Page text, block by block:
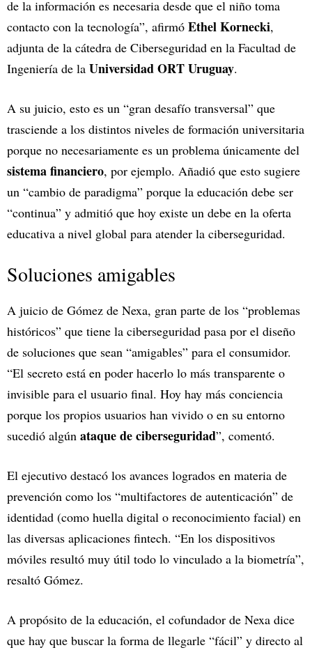
de la información es necesaria desde que el niño toma
contacto con la tecnología”, afirmó Ethel Kornecki,
adjunta de la cátedra de Ciberseguridad en la Facultad de
Ingeniería de la Universidad ORT Uruguay.
A su juicio, esto es un “gran desafío transversal” que
trasciende a los distintos niveles de formación universitaria
porque no necesariamente es un problema únicamente del
sistema financiero, por ejemplo. Añadió que esto sugiere
un “cambio de paradigma” porque la educación debe ser
“continua” y admitió que hoy existe un debe en la oferta
educativa a nivel global para atender la ciberseguridad.
Soluciones amigables
A juicio de Gómez de Nexa, gran parte de los “problemas
históricos” que tiene la ciberseguridad pasa por el diseño
de soluciones que sean “amigables” para el consumidor.
“El secreto está en poder hacerlo lo más transparente o
invisible para el usuario final. Hoy hay más conciencia
porque los propios usuarios han vivido o en su entorno
sucedió algún ataque de ciberseguridad”, comentó.
El ejecutivo destacó los avances logrados en materia de
prevención como los “multifactores de autenticación” de
identidad (como huella digital o reconocimiento facial) en
las diversas aplicaciones fintech. “En los dispositivos
móviles resultó muy útil todo lo vinculado a la biometría”,
resaltó Gómez.
A propósito de la educación, el cofundador de Nexa dice
que hay que buscar la forma de llegarle “fácil” y directo al